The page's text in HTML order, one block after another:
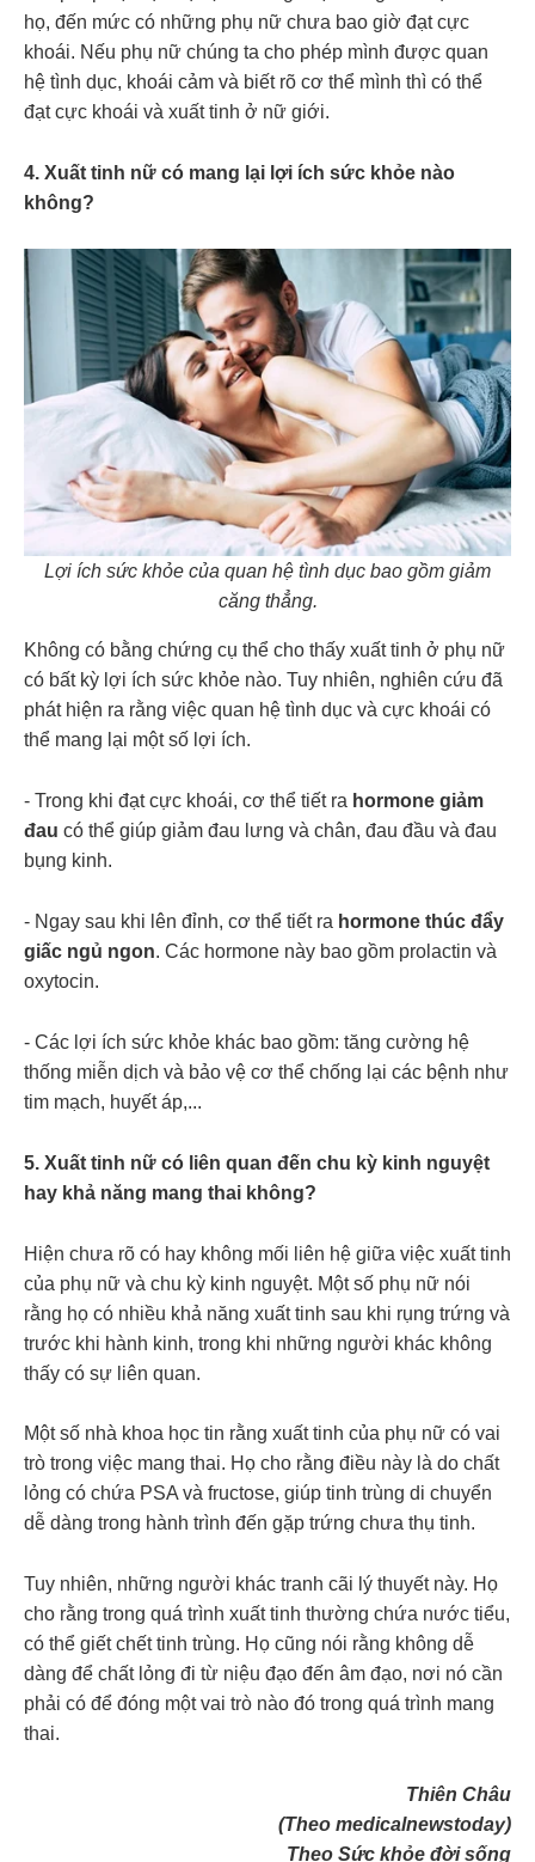
họ, đến mức có những phụ nữ chưa bao giờ đạt cực
khoái. Nếu phụ nữ chúng ta cho phép mình được quan
hệ tình dục, khoái cảm và biết rõ cơ thể mình thì có thể
đạt cực khoái và xuất tinh ở nữ giới.
4. Xuất tinh nữ có mang lại lợi ích sức khỏe nào
không?
Lợi ích sức khỏe của quan hệ tình dục bao gồm giảm
căng thẳng.
Không có bằng chứng cụ thể cho thấy xuất tinh ở phụ nữ
có bất kỳ lợi ích sức khỏe nào. Tuy nhiên, nghiên cứu đã
phát hiện ra rằng việc quan hệ tình dục và cực khoái có
thể mang lại một số lợi ích.
- Trong khi đạt cực khoái, cơ thể tiết ra hormone giảm
đau có thể giúp giảm đau lưng và chân, đau đầu và đau
bụng kinh.
- Ngay sau khi lên đỉnh, cơ thể tiết ra hormone thúc đẩy
giấc ngủ ngon. Các hormone này bao gồm prolactin và
oxytocin.
- Các lợi ích sức khỏe khác bao gồm: tăng cường hệ
thống miễn dịch và bảo vệ cơ thể chống lại các bệnh như
tim mạch, huyết áp,...
5. Xuất tinh nữ có liên quan đến chu kỳ kinh nguyệt
hay khả năng mang thai không?
Hiện chưa rõ có hay không mối liên hệ giữa việc xuất tinh
của phụ nữ và chu kỳ kinh nguyệt. Một số phụ nữ nói
rằng họ có nhiều khả năng xuất tinh sau khi rụng trứng và
trước khi hành kinh, trong khi những người khác không
thấy có sự liên quan.
Một số nhà khoa học tin rằng xuất tinh của phụ nữ có vai
trò trong việc mang thai. Họ cho rằng điều này là do chất
lỏng có chứa PSA và fructose, giúp tinh trùng di chuyển
dễ dàng trong hành trình đến gặp trứng chưa thụ tinh.
Tuy nhiên, những người khác tranh cãi lý thuyết này. Họ
cho rằng trong quá trình xuất tinh thường chứa nước tiểu,
có thể giết chết tinh trùng. Họ cũng nói rằng không dễ
dàng để chất lỏng đi từ niệu đạo đến âm đạo, nơi nó cần
phải có để đóng một vai trò nào đó trong quá trình mang
thai.
Thiên Châu
(Theo medicalnewstoday)
Theo Sức khỏe đời sống